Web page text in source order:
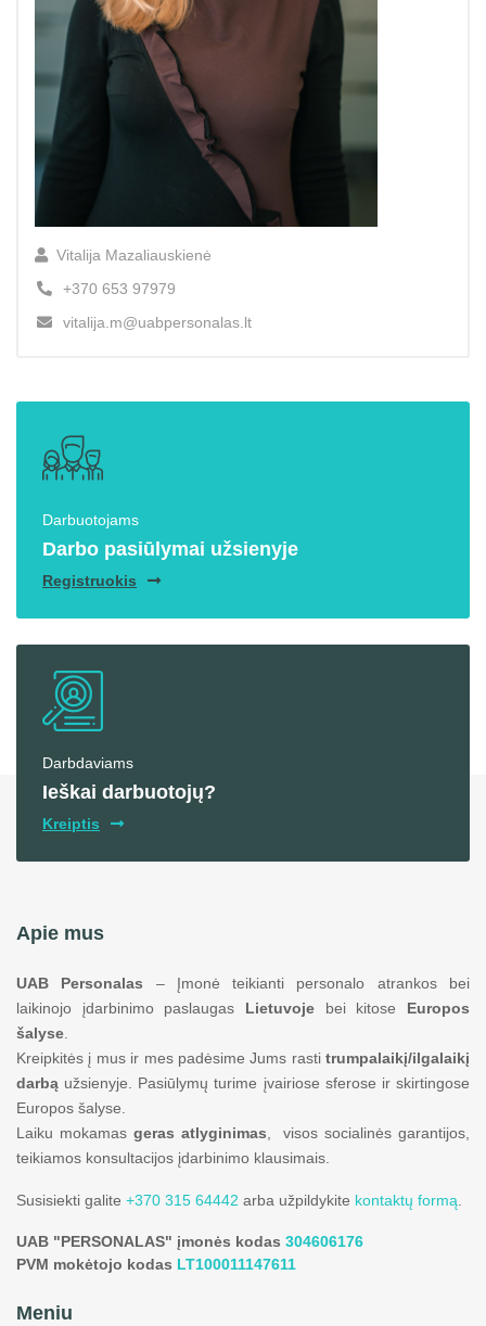
Vitalija Mazaliauskienė
+370 653 97979
vitalija.m@uabpersonalas.lt
Darbuotojams
Darbo pasiūlymai užsienyje
Registruokis
Darbdaviams
Ieškai darbuotojų?
Kreiptis
Apie mus
UAB Personalas – Įmonė teikianti personalo atrankos bei
laikinojo įdarbinimo paslaugas Lietuvoje bei kitose Europos
šalyse.
Kreipkitės į mus ir mes padėsime Jums rasti trumpalaikį/ilgalaikį
darbą užsienyje. Pasiūlymų turime įvairiose sferose ir skirtingose
Europos šalyse.
Laiku mokamas geras atlyginimas, visos socialinės garantijos,
teikiamos konsultacijos įdarbinimo klausimais.
Susisiekti galite +370 315 64442 arba užpildykite kontaktų formą.
UAB "PERSONALAS" įmonės kodas 304606176
PVM mokėtojo kodas LT100011147611
Meniu